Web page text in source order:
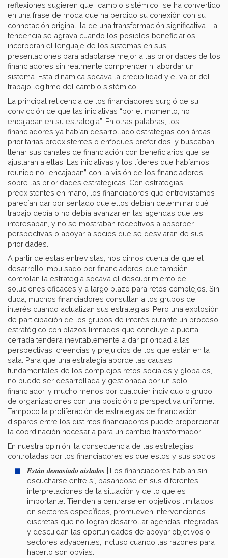
reflexiones sugieren que “cambio sistémico” se ha convertido
en una frase de moda que ha perdido su conexión con su
connotación original, la de una transformación significativa. La
tendencia se agrava cuando los posibles beneficiarios
incorporan el lenguaje de los sistemas en sus
presentaciones para adaptarse mejor a las prioridades de los
financiadores sin realmente comprender ni abordar un
sistema. Esta dinámica socava la credibilidad y el valor del
trabajo legítimo del cambio sistémico.
La principal reticencia de los financiadores surgió de su
convicción de que las iniciativas “por el momento, no
encajaban en su estrategia”. En otras palabras, los
financiadores ya habían desarrollado estrategias con áreas
prioritarias preexistentes o enfoques preferidos, y buscaban
llenar sus canales de financiación con beneficiarios que se
ajustaran a ellas. Las iniciativas y los líderes que habíamos
reunido no “encajaban” con la visión de los financiadores
sobre las prioridades estratégicas. Con estrategias
preexistentes en mano, los financiadores que entrevistamos
parecían dar por sentado que ellos debían determinar qué
trabajo debía o no debía avanzar en las agendas que les
interesaban, y no se mostraban receptivos a absorber
perspectivas o apoyar a socios que se desviaran de sus
prioridades.
A partir de estas entrevistas, nos dimos cuenta de que el
desarrollo impulsado por financiadores que también
controlan la estrategia socava el descubrimiento de
soluciones eficaces y a largo plazo para retos complejos. Sin
duda, muchos financiadores consultan a los grupos de
interés cuando actualizan sus estrategias. Pero una explosión
de participación de los grupos de interés durante un proceso
estratégico con plazos limitados que concluye a puerta
cerrada tenderá inevitablemente a dar prioridad a las
perspectivas, creencias y prejuicios de los que están en la
sala. Para que una estrategia aborde las causas
fundamentales de los complejos retos sociales y globales,
no puede ser desarrollada y gestionada por un solo
financiador, y mucho menos por cualquier individuo o grupo
de organizaciones con una posición o perspectiva uniforme.
Tampoco la proliferación de estrategias de financiación
dispares entre los distintos financiadores puede proporcionar
la coordinación necesaria para un cambio transformador.
En nuestra opinión, la consecuencia de las estrategias
controladas por los financiadores es que estos y sus socios:
Están demasiado aislados
Los financiadores hablan sin
escucharse entre sí, basándose en sus diferentes
interpretaciones de la situación y de lo que es
importante. Tienden a centrarse en objetivos limitados
en sectores específicos, promueven intervenciones
discretas que no logran desarrollar agendas integradas
y descuidan las oportunidades de apoyar objetivos o
sectores adyacentes, incluso cuando las razones para
hacerlo son obvias.